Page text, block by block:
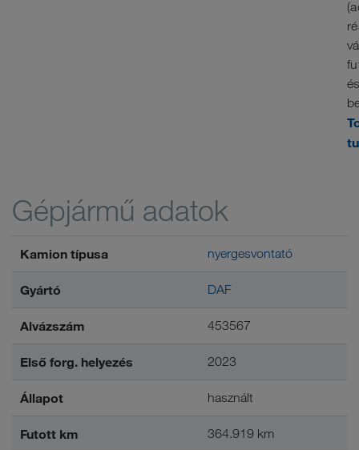
Gépjármű adatok
Kamion típusa nyergesvontató
Gyártó DAF
Alvázszám 453567
Első forg. helyezés 2023
Állapot használt
Futott km 364.919 km